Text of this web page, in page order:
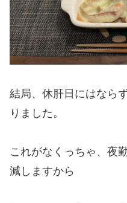
結局、休肝日にはなら
りました。
これがなくっちゃ、夜
減しますから